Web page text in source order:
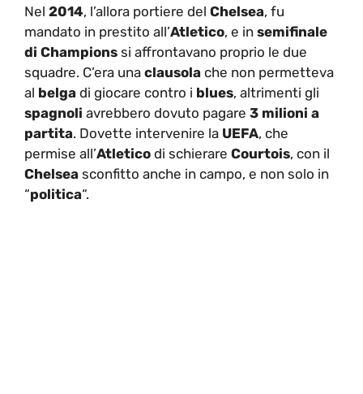
Nel 2014, l’allora portiere del Chelsea, fu
mandato in prestito all’Atletico, e in semifinale
di Champions si affrontavano proprio le due
squadre. C’era una clausola che non permetteva
al belga di giocare contro i blues, altrimenti gli
spagnoli avrebbero dovuto pagare 3 milioni a
partita. Dovette intervenire la UEFA, che
permise all’Atletico di schierare Courtois, con il
Chelsea sconfitto anche in campo, e non solo in
“politica“.